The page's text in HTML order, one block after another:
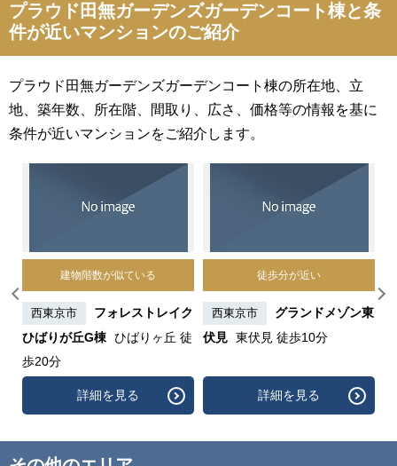
プラウド田無ガーデンズガーデンコート棟と条
件が近いマンションのご紹介
プラウド田無ガーデンズガーデンコート棟の所在地、立
地、築年数、所在階、間取り、広さ、価格等の情報を基に
条件が近いマンションをご紹介します。
建物階数が似ている
西東京市
フォレストレイク
ひばりが丘G棟 ひばりヶ丘 徒
歩20分
詳細を見る
徒歩分が近い
西東京市
グランドメゾン東
伏見 東伏見 徒歩10分
詳細を見る